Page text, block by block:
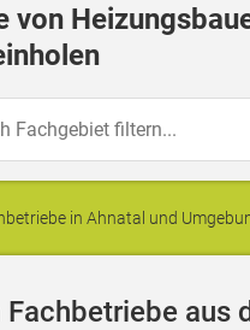
von
in Ahnatal und
aus